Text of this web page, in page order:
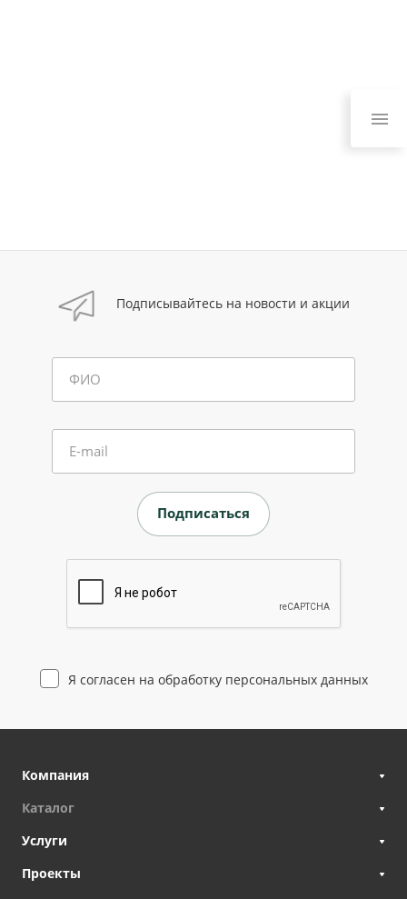
Подписывайтесь на новости и акции
ФИО
E-mail
Я согласен на обработку персональных данных
Компания
Каталог
Услуги
Проекты